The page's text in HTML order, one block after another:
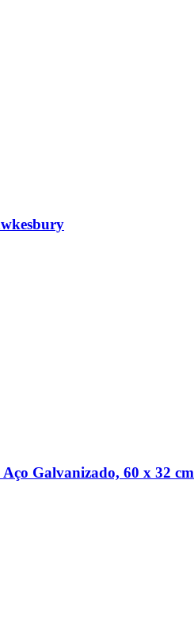
Aço Galvanizado, 60 x 32 cm